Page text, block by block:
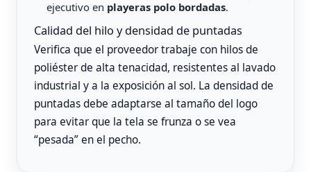
ejecutivo en playeras polo bordadas.
Calidad del hilo y densidad de puntadas
Verifica que el proveedor trabaje con hilos de
poliéster de alta tenacidad, resistentes al lavado
industrial y a la exposición al sol. La densidad de
puntadas debe adaptarse al tamaño del logo
para evitar que la tela se frunza o se vea
“pesada” en el pecho.